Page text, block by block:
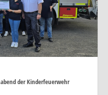
der Kinderfeuerwehr